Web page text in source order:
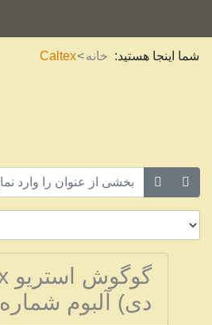
شما اینجا هستید: خانه Caltex
دی) آلبوم شماره5